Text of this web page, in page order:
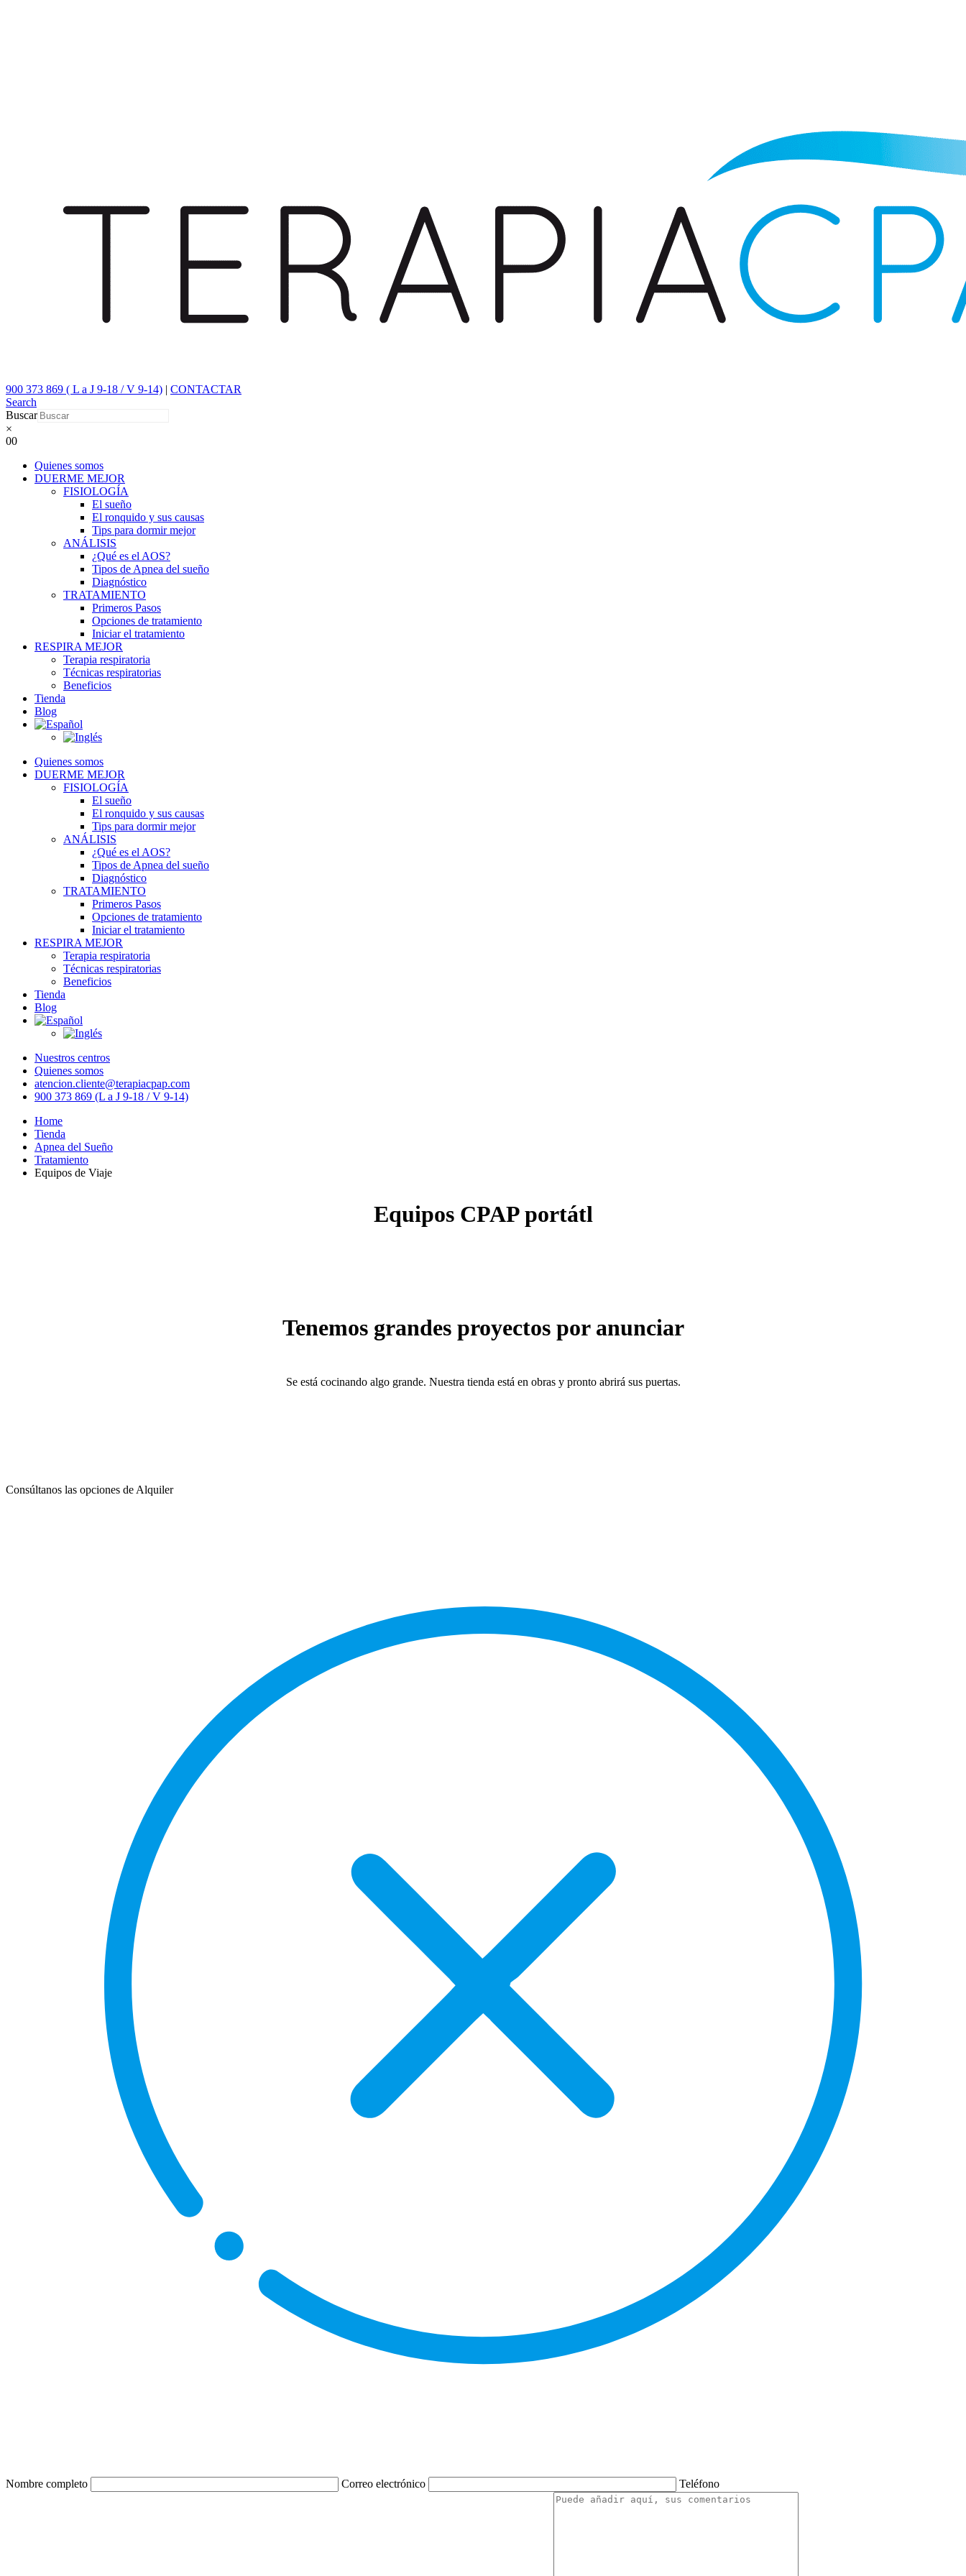
900 373 869 ( L a J 9-18 / V 9-14) | CONTACTAR
Search
Buscar
×
00
Quienes somos
DUERME MEJOR
FISIOLOGÍA
El sueño
El ronquido y sus causas
Tips para dormir mejor
ANÁLISIS
¿Qué es el AOS?
Tipos de Apnea del sueño
Diagnóstico
TRATAMIENTO
Primeros Pasos
Opciones de tratamiento
Iniciar el tratamiento
RESPIRA MEJOR
Terapia respiratoria
Técnicas respiratorias
Beneficios
Tienda
Blog
Quienes somos
DUERME MEJOR
FISIOLOGÍA
El sueño
El ronquido y sus causas
Tips para dormir mejor
ANÁLISIS
¿Qué es el AOS?
Tipos de Apnea del sueño
Diagnóstico
TRATAMIENTO
Primeros Pasos
Opciones de tratamiento
Iniciar el tratamiento
RESPIRA MEJOR
Terapia respiratoria
Técnicas respiratorias
Beneficios
Tienda
Blog
Nuestros centros
Quienes somos
atencion.cliente@terapiacpap.com
900 373 869 (L a J 9-18 / V 9-14)
Home
Tienda
Apnea del Sueño
Tratamiento
Equipos de Viaje
Equipos CPAP portátl
Tenemos grandes proyectos por anunciar
Se está cocinando algo grande. Nuestra tienda está en obras y pronto abrirá sus puertas.
Consúltanos las opciones de Alquiler
Nombre completo Correo electrónico Teléfono